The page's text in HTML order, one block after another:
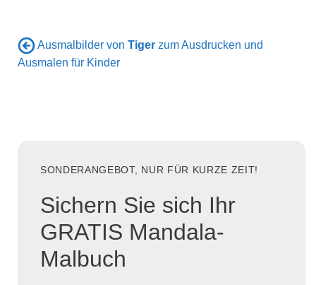
Ausmalbilder von Tiger zum Ausdrucken und
Ausmalen für Kinder
SONDERANGEBOT, NUR FÜR KURZE ZEIT!
Sichern Sie sich Ihr
GRATIS Mandala-
Malbuch